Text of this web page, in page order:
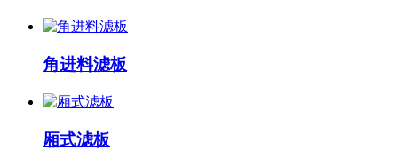
角进料滤板
厢式滤板